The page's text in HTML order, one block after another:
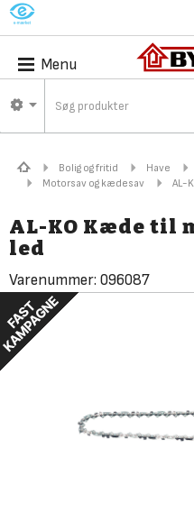
M
Menu
Bolig og fritid Have
Motorsav og kædesav
AL-
AL-KO Kæde til
led
Varenummer: 096087